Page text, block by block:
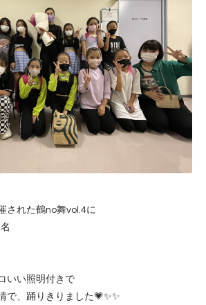
された鶴no舞vol.4に
いい照明付きで
で、踊りきりました💗✨✨